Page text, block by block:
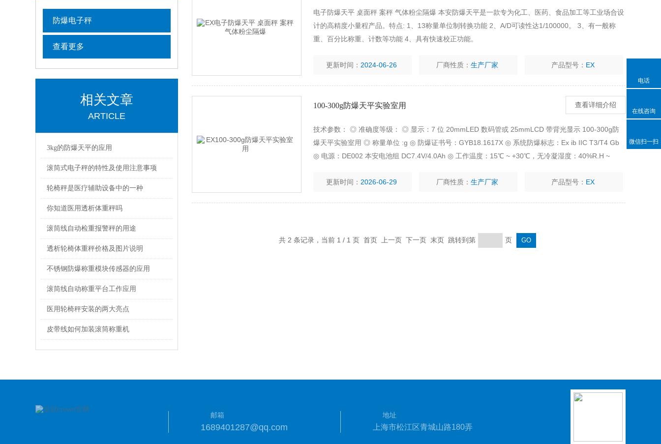
防爆电子秤
查看更多
相关文章
ARTICLE
3kg的防爆天平的应用
滚筒式电子秤的特性及使用注意事项
轮椅秤是医疗辅助设备中的一种
你知道医用透析体重秤吗
滚筒线自动检重报警秤的用途
透析轮椅体重秤价格及图片说明
不锈钢防爆称重模块传感器的应用
滚筒线自动称重平台工作应用
医用轮椅秤安装的两大亮点
皮带线如何加装滚筒称重机
电子防爆天平 桌面秤 案秤 气体粉尘隔爆 本安防爆天平是一款专为化工、医药、食品加工等工业场合设
计的高精度小量程产品。特点: 1、13称量单位制转换功能 2、A/D可读性达1/100000。 3、有一般称
重、百分比称重、计数等功能 4、具有快速校正功能。
更新时间： 2024-06-26 厂商性质：生产厂家 产品型号： EX
100-300g防爆天平实验室用 查看详细介绍
技术参数： ◎ 准确度等级： ◎ 显示：7 位 20mmLED 数码管或 25mmLCD 带背光显示 100-300g防
爆天平实验室用 ◎ 称量单位 :g ◎ 防爆证书号：GYB18.1617X ◎ 系统防爆标志：Ex ib IIC T3/T4 Gb
◎ 电源：DE002 本安电池组 DC7.4V/4.0Ah ◎ 工作温度：15℃ ~ +30℃，无冷凝湿度：40%R.H ~
更新时间： 2026-06-29 厂商性质：生产厂家 产品型号： EX
共 2 条记录，当前 1 / 1 页 首页 上一页 下一页 末页 跳转到第 页
邮箱
1689401287@qq.com
地址
上海市松江区青城山路180弄
电话
在线咨询
微信扫一扫